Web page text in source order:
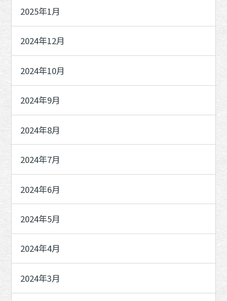
2025年1月
2024年12月
2024年10月
2024年9月
2024年8月
2024年7月
2024年6月
2024年5月
2024年4月
2024年3月